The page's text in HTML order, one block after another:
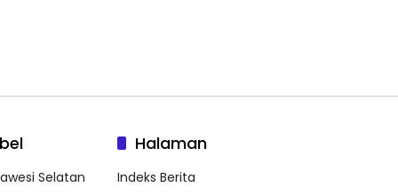
Selatan
Halaman
Indeks Berita